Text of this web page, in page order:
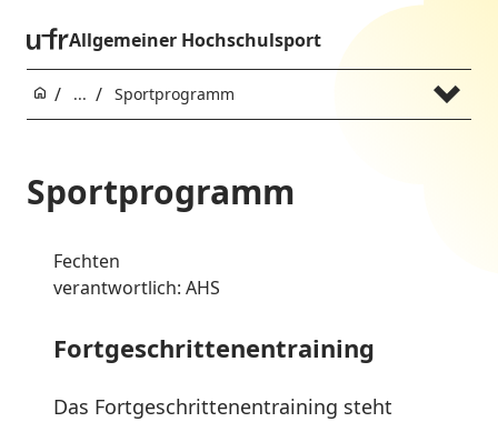
Allgemeiner Hochschulsport
... Sportprogramm
Sportprogramm
Fechten
verantwortlich: AHS
Fortgeschrittenentraining
Das Fortgeschrittenentraining steht